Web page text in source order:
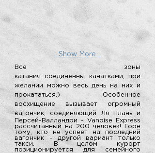
Show More
Все зоны
катания соединенны канатками, при
желании можно весь день на них и
прокататься.) Особенное
восхищение вызывает огромный
вагончик, соединяющий
Ля Плань и
Персей-Валландри - Vanoise Express
рассчитанный на 200 человек! Горе
тому, кто не успеет на последний
вагончик - другой вариант только
такси. В целом курорт
позиционируется для семейного